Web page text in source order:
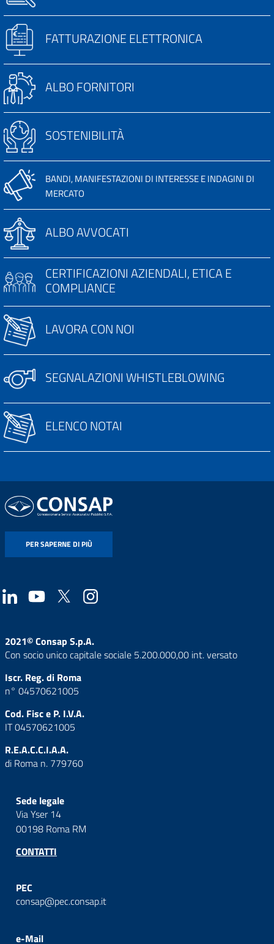
FATTURAZIONE ELETTRONICA
ALBO FORNITORI
SOSTENIBILITÀ
BANDI, MANIFESTAZIONI DI INTERESSE E INDAGINI DI
MERCATO
ALBO AVVOCATI
CERTIFICAZIONI AZIENDALI, ETICA E
COMPLIANCE
LAVORA CON NOI
SEGNALAZIONI WHISTLEBLOWING
ELENCO NOTAI
PER SAPERNE DI PIÙ
2021© Consap S.p.A.
Con socio unico capitale sociale 5.200.000,00 int. versato
Iscr. Reg. di Roma
n° 04570621005
Cod. Fisc e P. I.V.A.
IT 04570621005
R.E.A.C.C.I.A.A.
di Roma n. 779760
Sede legale
Via Yser 14
00198 Roma RM
CONTATTI
PEC
consap@pec.consap.it
e-Mail